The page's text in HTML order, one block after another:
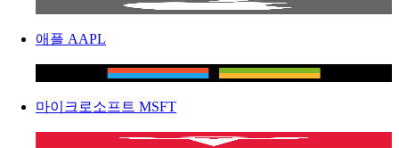
애플 AAPL
마이크로소프트 MSFT